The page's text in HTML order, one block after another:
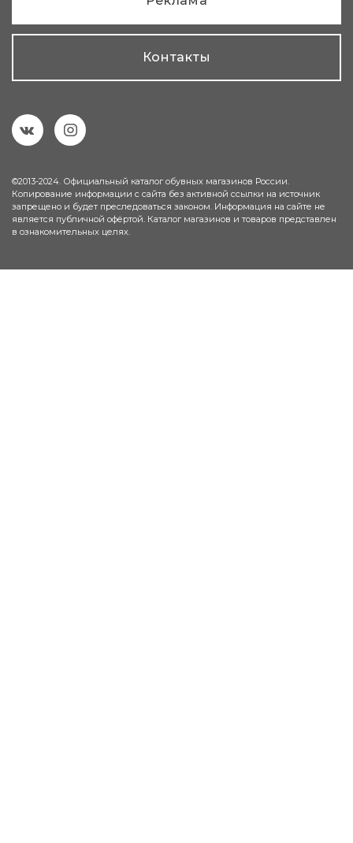
Контакты
©2013-2024. Официальный каталог обувных магазинов России.
Копирование информации с сайта без активной ссылки на источник
запрещено и будет преследоваться законом. Информация на сайте не
является публичной офёртой. Каталог магазинов и товаров представлен
в ознакомительных целях.